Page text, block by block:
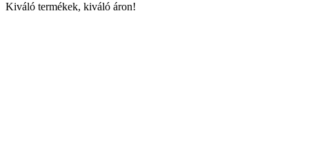
Kiváló termékek, kiváló áron!